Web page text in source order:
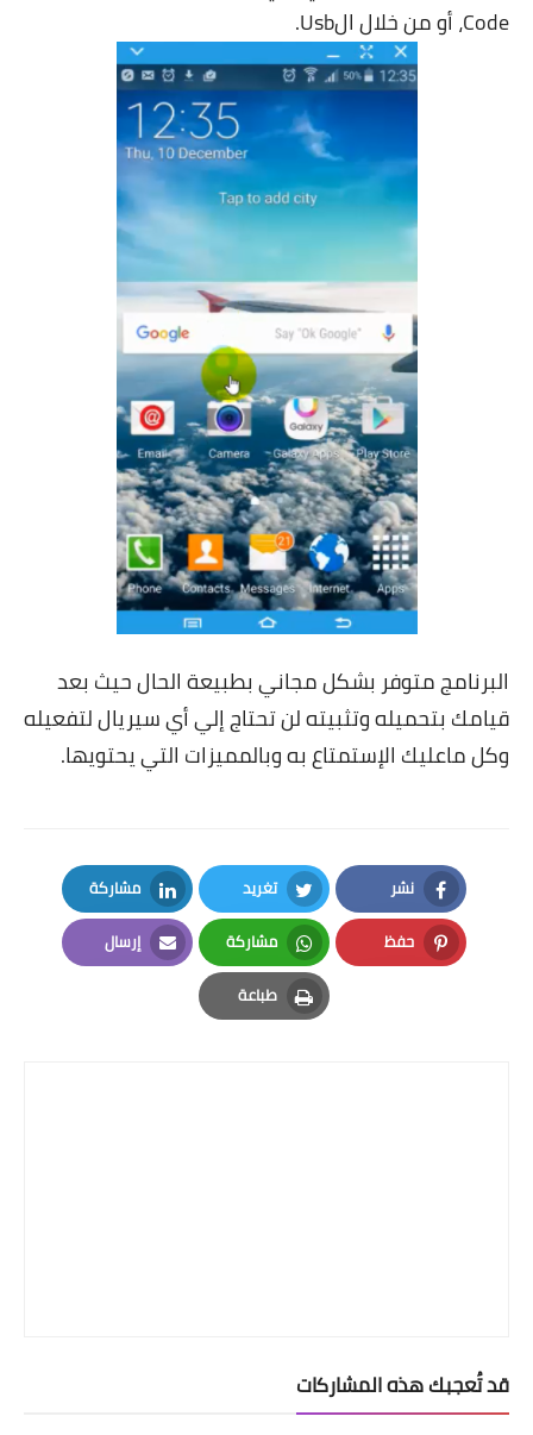
Code، أو من خلال الUsb.
البرنامج متوفر بشكل مجاني بطبيعة الحال حيث بعد
قيامك بتحميله وتثبيته لن تحتاج إلي أي سيريال لتفعيله
وكل ماعليك الإستمتاع به وبالمميزات التي يحتويها.
نشر
Facebook
تغريد
Twitter
مشاركة
LinkedIn
حفظ
Pinterest
مشاركة
Whatsapp
إرسال
Email
طباعة
Print
قد تُعجبك هذه المشاركات